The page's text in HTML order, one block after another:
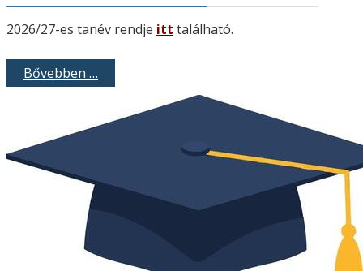
2026/27-es tanév rendje itt található.
Bővebben …